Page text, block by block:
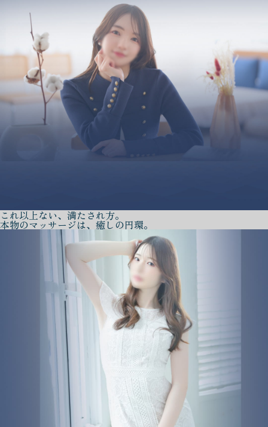
これ以上ない、満たされ方。
本物のマッサージは、癒しの円環。